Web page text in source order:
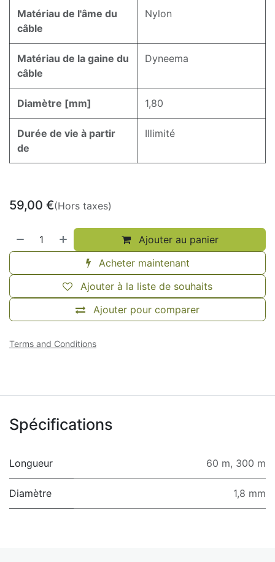
Matériau de l'âme du
câble
Nylon
Matériau de la gaine du
câble
Dyneema
Diamètre [mm] 1,80
Durée de vie à partir
de
Illimité
59,00 €(Hors taxes)
Ajouter au panier
Acheter maintenant
Ajouter pour comparer
Ajouter à la liste de souhaits
Terms and Conditions
Spécifications
Longueur 60 m, 300 m
Diamètre 1,8 mm